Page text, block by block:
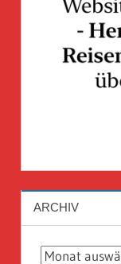
ARCHIV
Archiv